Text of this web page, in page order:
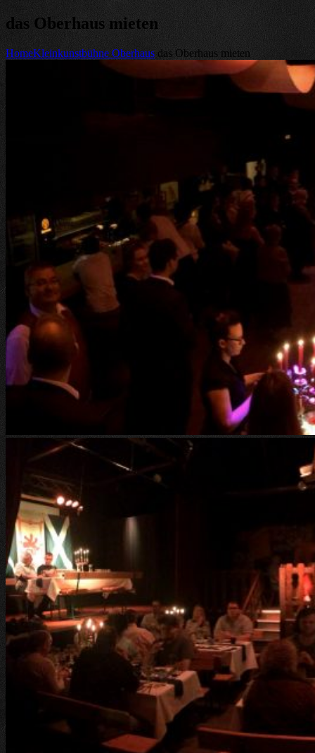
das Oberhaus mieten
HomeKleinkunstbühne Oberhaus das Oberhaus mieten